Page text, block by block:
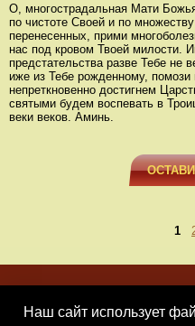
О, многострадальная Мати
по чистоте Своей и по
перенесенных, прими
нас под кровом Твоей милости.
предстательства разве Тебе не
иже из Тебе рожденному,
непреткновенно достигнем
святыми будем воспевать в
веки веков. Аминь.
1
Наш сайт использует